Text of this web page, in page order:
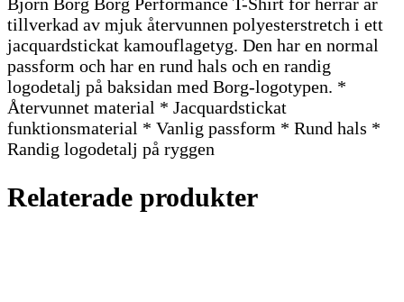
tillverkad av mjuk återvunnen polyesterstretch i ett
jacquardstickat kamouflagetyg. Den har en normal
passform och har en rund hals och en randig
logodetalj på baksidan med Borg-logotypen. *
Återvunnet material * Jacquardstickat
funktionsmaterial * Vanlig passform * Rund hals *
Randig logodetalj på ryggen
Relaterade produkter